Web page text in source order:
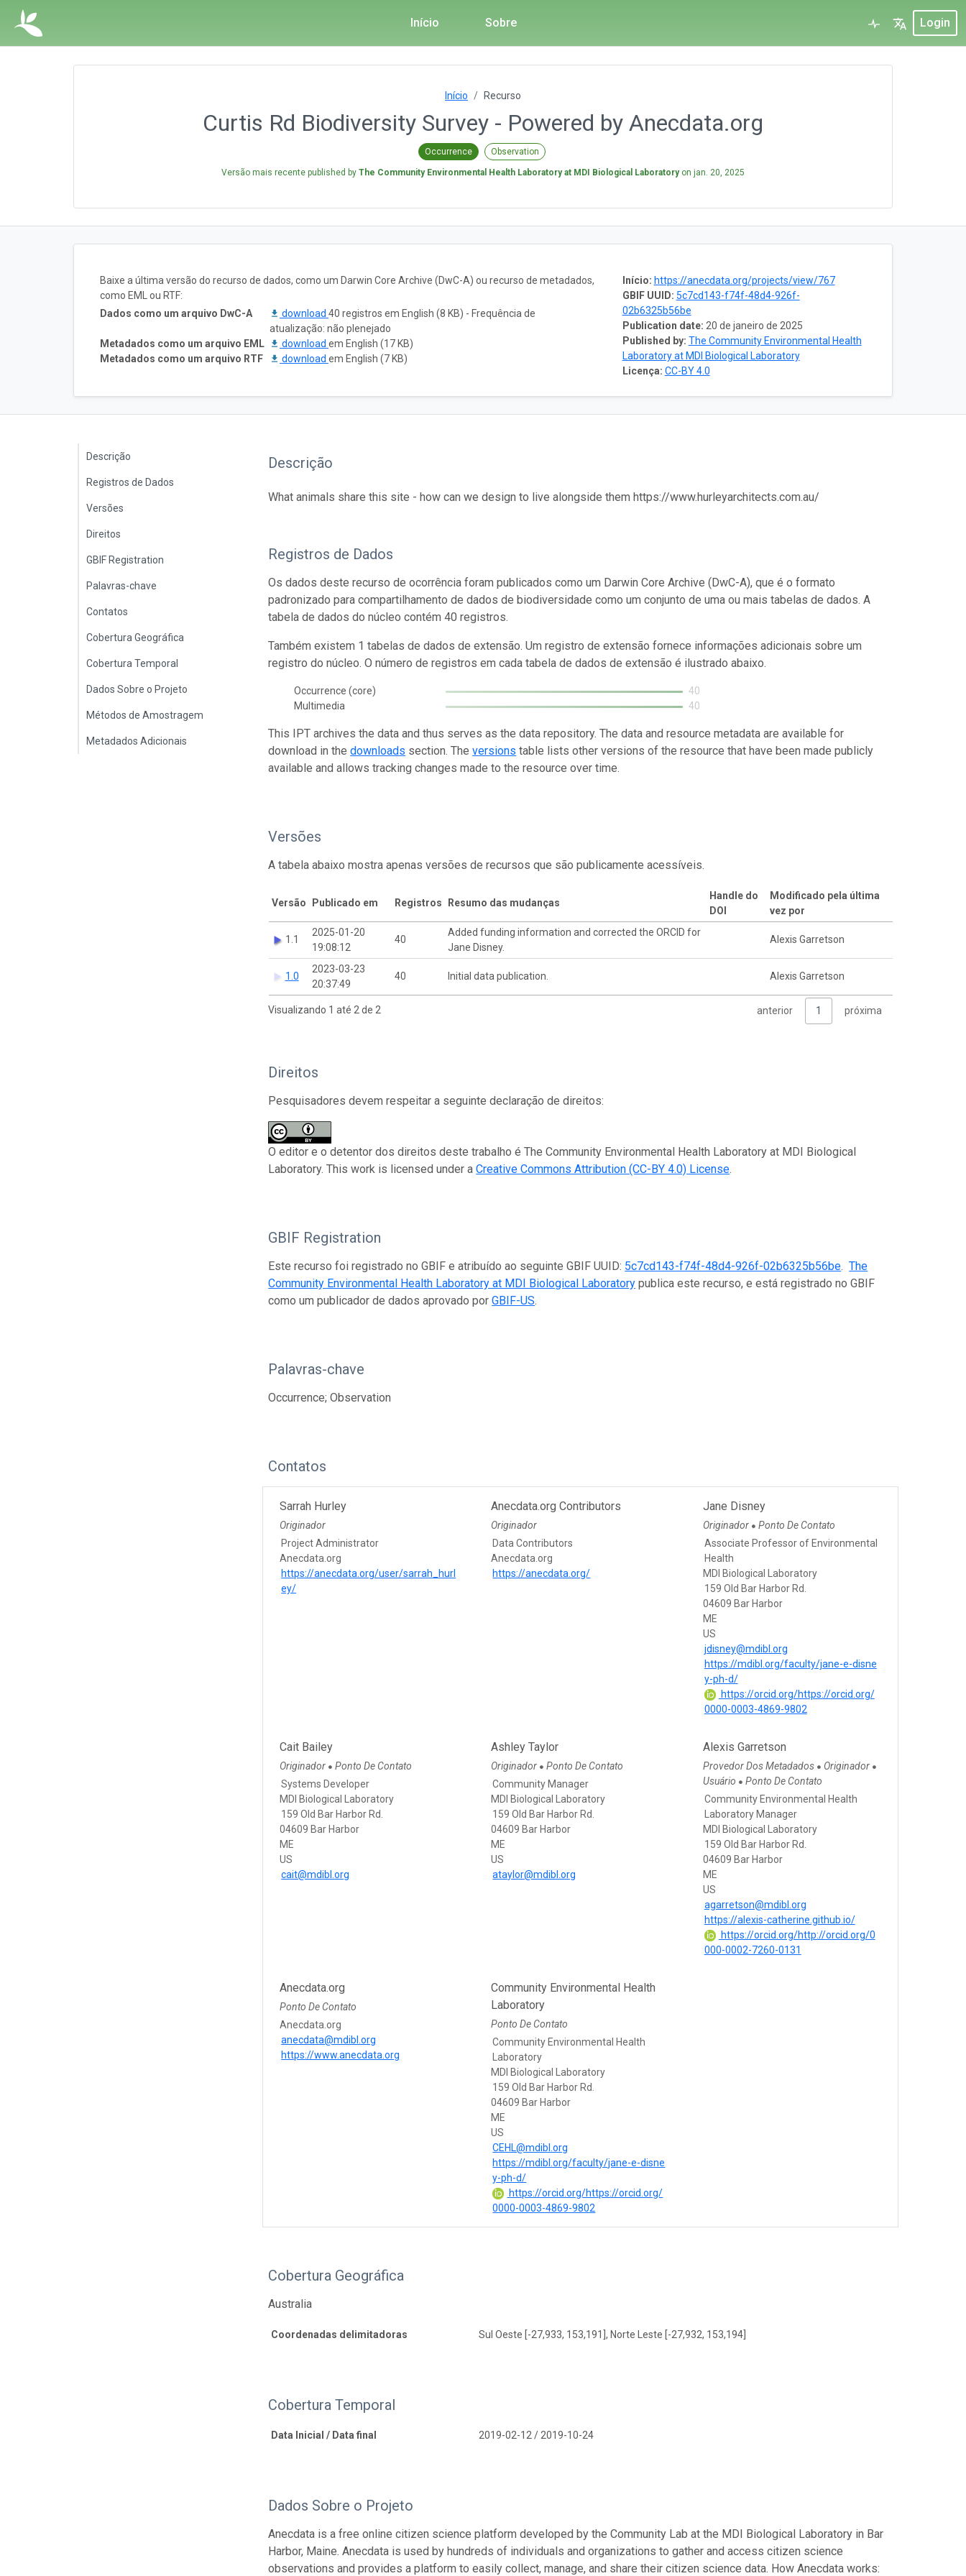
Início Sobre Login
Início Recurso
Curtis Rd Biodiversity Survey - Powered by Anecdata.org
Occurrence Observation
Versão mais recente published by The Community Environmental Health Laboratory at MDI Biological Laboratoryon jan. 20, 2025
Início: https://anecdata.org/projects/view/767
GBIF UUID: 5c7cd143-f74f-48d4-926f-
02b6325b56be
Publication date: 20 de janeiro de 2025
Published by: The Community Environmental Health
Laboratory at MDI Biological Laboratory
Licença: CC-BY 4.0
Baixe a última versão do recurso de dados, como um Darwin Core Archive (DwC-A) ou recurso de metadados,
como EML ou RTF:
Dados como um arquivo DwC-A
download 40 registros em English (8 KB) - Frequência de
atualização: não plenejado
Metadados como um arquivo EML
download em English (17 KB)
Metadados como um arquivo RTF
download em English (7 KB)
Descrição
Registros de Dados
Versões
Direitos
GBIF Registration
Palavras-chave
Contatos
Cobertura Geográfica
Cobertura Temporal
Dados Sobre o Projeto
Métodos de Amostragem
Metadados Adicionais
Descrição
What animals share this site - how can we design to live alongside them https://www.hurleyarchitects.com.au/
Registros de Dados
Os dados deste recurso de ocorrência foram publicados como um Darwin Core Archive (DwC-A), que é o formato
padronizado para compartilhamento de dados de biodiversidade como um conjunto de uma ou mais tabelas de dados. A
tabela de dados do núcleo contém 40 registros.
Também existem 1 tabelas de dados de extensão. Um registro de extensão fornece informações adicionais sobre um
registro do núcleo. O número de registros em cada tabela de dados de extensão é ilustrado abaixo.
Occurrence (core)
40
Multimedia
40
This IPT archives the data and thus serves as the data repository. The data and resource metadata are available for
download in thedownloads section. Theversions table lists other versions of the resource that have been made publicly
available and allows tracking changes made to the resource over time.
Versões
A tabela abaixo mostra apenas versões de recursos que são publicamente acessíveis.
Versão Publicado em Registros Resumo das mudanças
Handle do
DOI
Modificado pela última
vez por
1.1
2025-01-20
19:08:12
40
Added funding information and corrected the ORCID for
Jane Disney.
Alexis Garretson
1.0
2023-03-23
20:37:49
40 Initial data publication. Alexis Garretson
Visualizando 1 até 2 de 2 anterior 1 próxima
Direitos
Pesquisadores devem respeitar a seguinte declaração de direitos:
O editor e o detentor dos direitos deste trabalho é The Community Environmental Health Laboratory at MDI Biological
Laboratory. This work is licensed under aCreative Commons Attribution (CC-BY 4.0) License.
GBIF Registration
Este recurso foi registrado no GBIF e atribuído ao seguinte GBIF UUID: 5c7cd143-f74f-48d4-926f-02b6325b56be.The
Community Environmental Health Laboratory at MDI Biological Laboratory publica este recurso, e está registrado no GBIF
como um publicador de dados aprovado porGBIF-US.
Palavras-chave
Occurrence; Observation
Contatos
Sarrah Hurley
Originador
Project Administrator
Anecdata.org
https://anecdata.org/user/sarrah_hurl
ey/
Anecdata.org Contributors
Originador
Data Contributors
Anecdata.org
https://anecdata.org/
Jane Disney
Originador ● Ponto De Contato
Associate Professor of Environmental
Health
MDI Biological Laboratory
159 Old Bar Harbor Rd.
04609 Bar Harbor
ME
US
jdisney@mdibl.org
https://mdibl.org/faculty/jane-e-disne
y-ph-d/
https://orcid.org/https://orcid.org/
0000-0003-4869-9802
Cait Bailey
Originador ● Ponto De Contato
Systems Developer
MDI Biological Laboratory
159 Old Bar Harbor Rd.
04609 Bar Harbor
ME
US
cait@mdibl.org
Ashley Taylor
Originador ● Ponto De Contato
Community Manager
MDI Biological Laboratory
159 Old Bar Harbor Rd.
04609 Bar Harbor
ME
US
ataylor@mdibl.org
Alexis Garretson
Provedor Dos Metadados ● Originador ●
Usuário ● Ponto De Contato
Community Environmental Health
Laboratory Manager
MDI Biological Laboratory
159 Old Bar Harbor Rd.
04609 Bar Harbor
ME
US
agarretson@mdibl.org
https://alexis-catherine.github.io/
https://orcid.org/http://orcid.org/0
000-0002-7260-0131
Anecdata.org
Ponto De Contato
Anecdata.org
anecdata@mdibl.org
https://www.anecdata.org
Community Environmental Health
Laboratory
Ponto De Contato
Community Environmental Health
Laboratory
MDI Biological Laboratory
159 Old Bar Harbor Rd.
04609 Bar Harbor
ME
US
CEHL@mdibl.org
https://mdibl.org/faculty/jane-e-disne
y-ph-d/
https://orcid.org/https://orcid.org/
0000-0003-4869-9802
Cobertura Geográfica
Australia
Coordenadas delimitadoras Sul Oeste [-27,933, 153,191], Norte Leste [-27,932, 153,194]
Cobertura Temporal
Data Inicial / Data final 2019-02-12 / 2019-10-24
Dados Sobre o Projeto
Anecdata is a free online citizen science platform developed by the Community Lab at the MDI Biological Laboratory in Bar
Harbor, Maine. Anecdata is used by hundreds of individuals and organizations to gather and access citizen science
observations and provides a platform to easily collect, manage, and share their citizen science data. How Anecdata works: